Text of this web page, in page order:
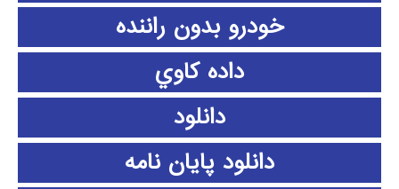
خودرو بدون راننده
داده كاوي
دانلود
دانلود پايان نامه